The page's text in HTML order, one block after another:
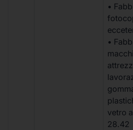
•
•
vetro
28.42